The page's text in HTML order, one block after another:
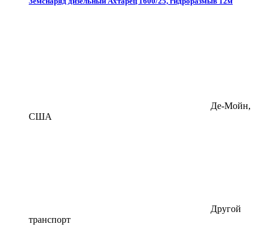
Де-Мойн,
США
Другой
транспорт